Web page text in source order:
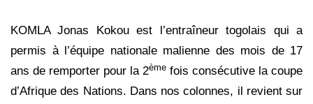
KOMLA Jonas Kokou est l’entraîneur togolais qui a
permis à l’équipe nationale malienne des mois de 17
ans de remporter pour la 2ème fois consécutive la coupe
d’Afrique des Nations. Dans nos colonnes, il revient sur